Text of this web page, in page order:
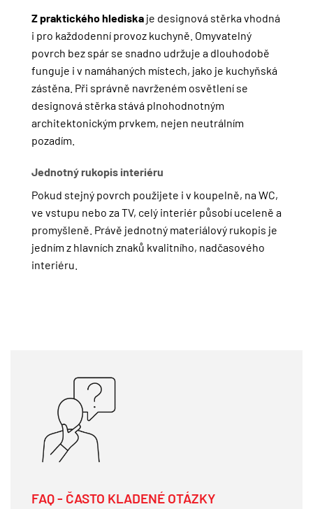
Z praktického hlediska je designová stěrka vhodná
i pro každodenní provoz kuchyně. Omyvatelný
povrch bez spár se snadno udržuje a dlouhodobě
funguje i v namáhaných místech, jako je kuchyňská
zástěna. Při správně navrženém osvětlení se
designová stěrka stává plnohodnotným
architektonickým prvkem, nejen neutrálním
pozadím.
Jednotný rukopis interiéru
Pokud stejný povrch použijete i v koupelně, na WC,
ve vstupu nebo za TV, celý interiér působí uceleně a
promyšleně. Právě jednotný materiálový rukopis je
jedním z hlavních znaků kvalitního, nadčasového
interiéru.
FAQ - ČASTO KLADENÉ OTÁZKY